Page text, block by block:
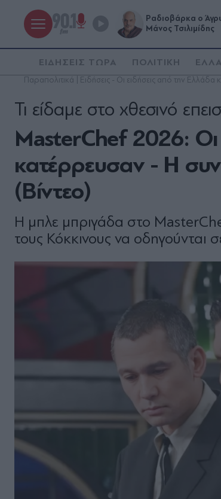
Ραδιοβάρκα ο
Μάνος Τσιλιμίδης
ΕΙΔΗΣΕΙΣ ΤΩΡΑ ΠΟΛΙΤΙΚΗ
Παραπολιτικά | Ειδήσεις - Οι ειδήσεις από την Ελλάδα
MasterChef 2026:
κατέρρευσαν - Η
(Βίντεο)
Τι είδαμε στο χθεσινό
Η μπλε μπριγάδα στο
τους Κόκκινους να